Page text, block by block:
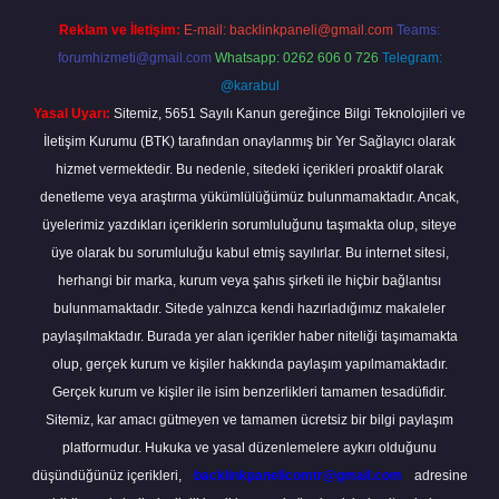
Reklam ve İletişim: E-mail: backlinkpaneli@gmail.com Teams:
forumhizmeti@gmail.com Whatsapp: 0262 606 0 726 Telegram:
@karabul
Yasal Uyarı: Sitemiz, 5651 Sayılı Kanun gereğince Bilgi Teknolojileri ve
İletişim Kurumu (BTK) tarafından onaylanmış bir Yer Sağlayıcı olarak
hizmet vermektedir. Bu nedenle, sitedeki içerikleri proaktif olarak
denetleme veya araştırma yükümlülüğümüz bulunmamaktadır. Ancak,
üyelerimiz yazdıkları içeriklerin sorumluluğunu taşımakta olup, siteye
üye olarak bu sorumluluğu kabul etmiş sayılırlar. Bu internet sitesi,
herhangi bir marka, kurum veya şahıs şirketi ile hiçbir bağlantısı
bulunmamaktadır. Sitede yalnızca kendi hazırladığımız makaleler
paylaşılmaktadır. Burada yer alan içerikler haber niteliği taşımamakta
olup, gerçek kurum ve kişiler hakkında paylaşım yapılmamaktadır.
Gerçek kurum ve kişiler ile isim benzerlikleri tamamen tesadüfidir.
Sitemiz, kar amacı gütmeyen ve tamamen ücretsiz bir bilgi paylaşım
platformudur. Hukuka ve yasal düzenlemelere aykırı olduğunu
düşündüğünüz içerikleri,
backlinkpanelicomtr@gmail.com
adresine